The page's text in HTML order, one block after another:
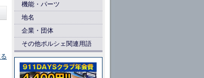
機能・パーツ
地名
企業・団体
その他ポルシェ関連用語